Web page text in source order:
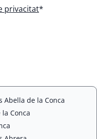
privacitat*
Abella de la Conca
Conca